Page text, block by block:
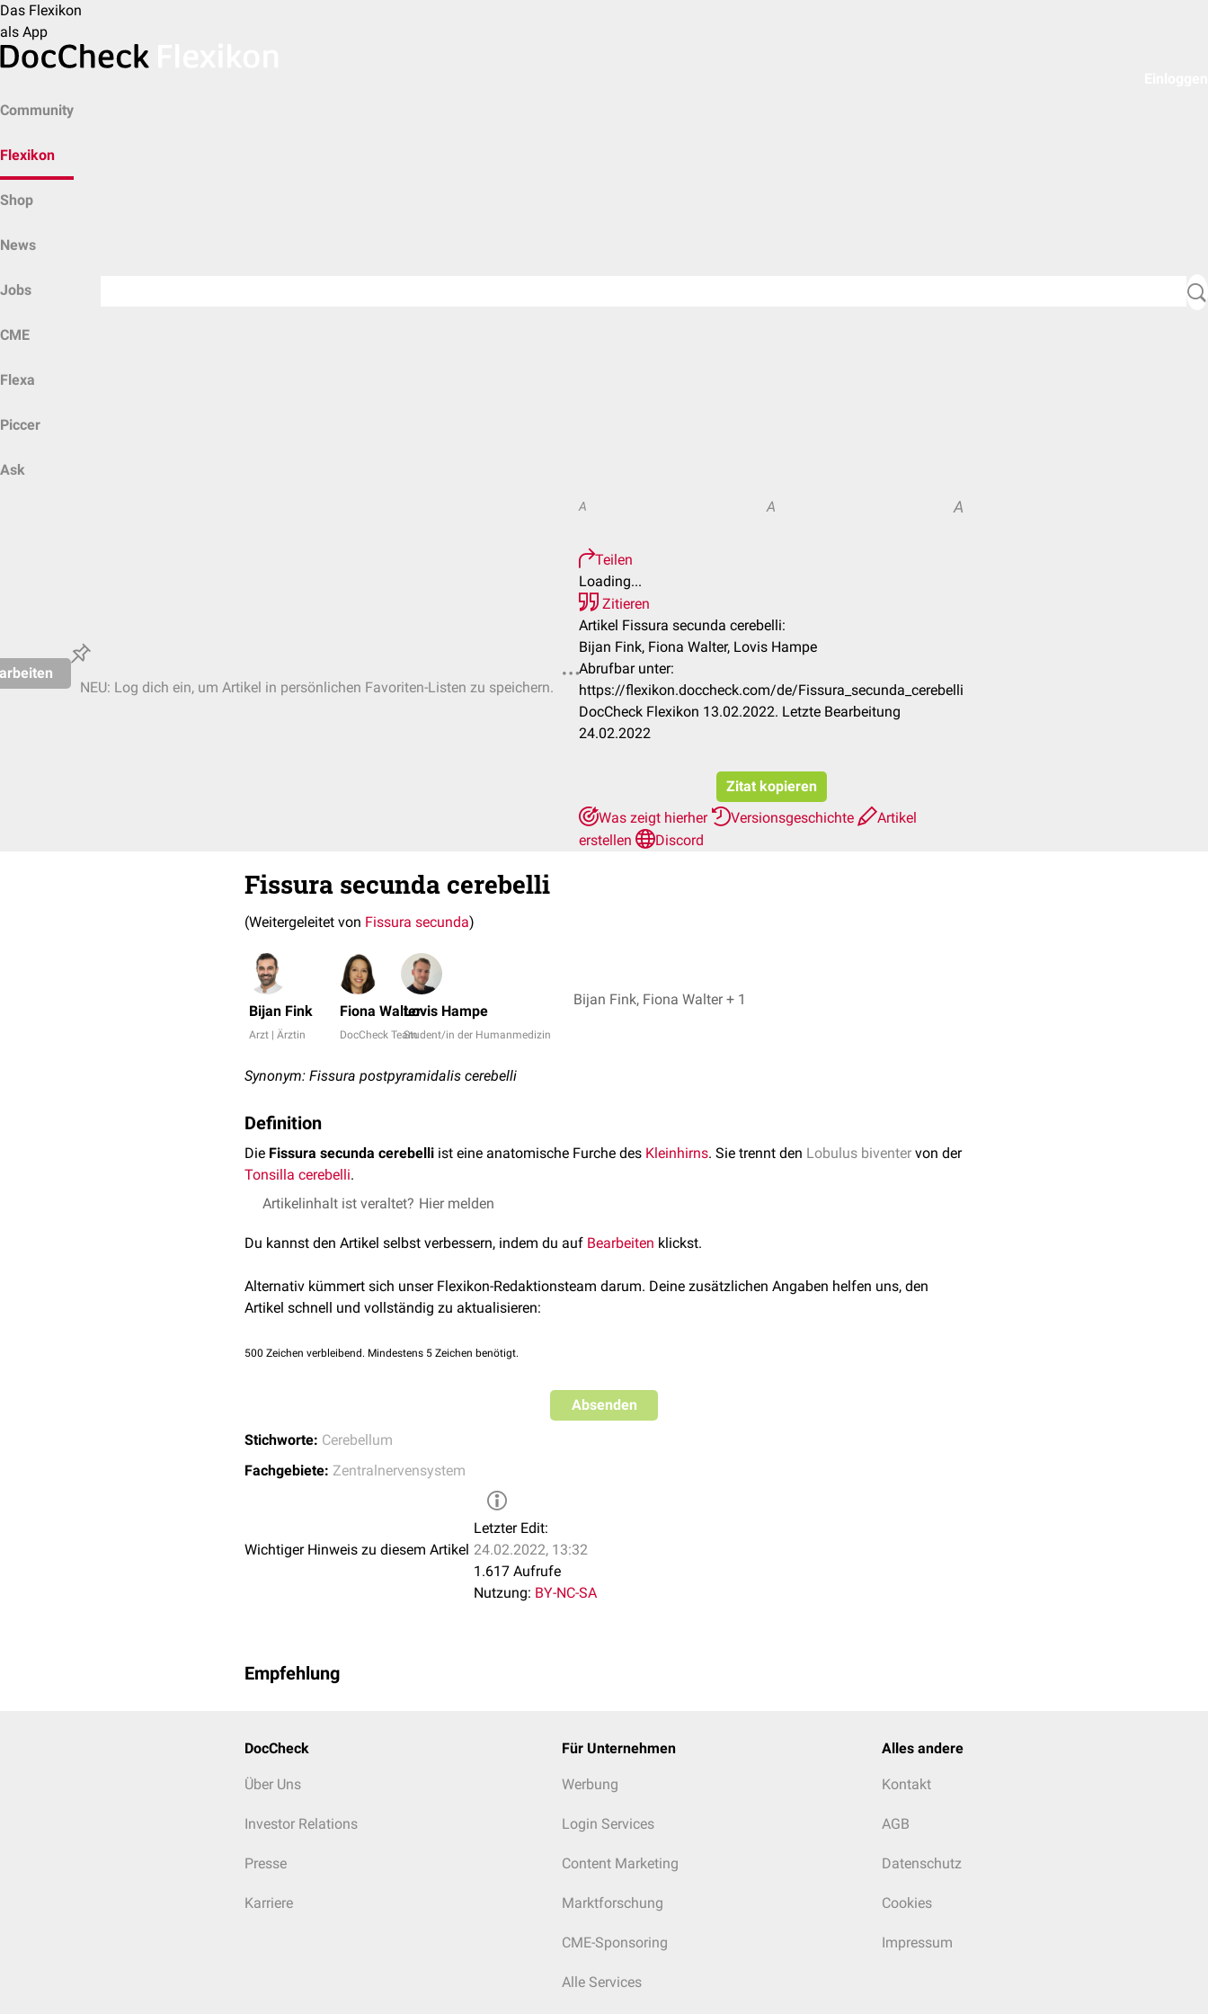
Das Flexikon
als App
Community
Flexikon
Shop
News
Jobs
CME
Flexa
Piccer
Ask
NEU: Log dich ein, um Artikel in persönlichen Favoriten-Listen zu speichern.
A A A
Teilen
Loading...
Zitieren
Artikel Fissura secunda cerebelli:
Bijan Fink, Fiona Walter, Lovis Hampe
Abrufbar unter:
https://flexikon.doccheck.com/de/Fissura_secunda_cerebelli
DocCheck Flexikon 13.02.2022. Letzte Bearbeitung
24.02.2022
Zitat kopieren
Was zeigt hierher
Versionsgeschichte
Artikel
erstellen
Discord
Fissura secunda cerebelli
(Weitergeleitet von Fissura secunda)
Bijan Fink
Arzt | Ärztin
Fiona Walter
DocCheck Team
Lovis Hampe
Student/in der Humanmedizin
Bijan Fink, Fiona Walter + 1
Synonym: Fissura postpyramidalis cerebelli
Definition
Die Fissura secunda cerebelli ist eine anatomische Furche des Kleinhirns. Sie trennt den Lobulus biventer von der
Tonsilla cerebelli.
Artikelinhalt ist veraltet? Hier melden
Du kannst den Artikel selbst verbessern, indem du auf Bearbeiten klickst.
Alternativ kümmert sich unser Flexikon-Redaktionsteam darum. Deine zusätzlichen Angaben helfen uns, den
Artikel schnell und vollständig zu aktualisieren:
500 Zeichen verbleibend. Mindestens 5 Zeichen benötigt.
Absenden
Stichworte: Cerebellum
Fachgebiete: Zentralnervensystem
Wichtiger Hinweis zu diesem Artikel
Letzter Edit:
24.02.2022, 13:32
1.617 Aufrufe
Nutzung: BY-NC-SA
Empfehlung
DocCheck
Über Uns
Investor Relations
Presse
Karriere
Für Unternehmen
Werbung
Login Services
Content Marketing
Marktforschung
CME-Sponsoring
Alle Services
Alles andere
Kontakt
AGB
Datenschutz
Cookies
Impressum